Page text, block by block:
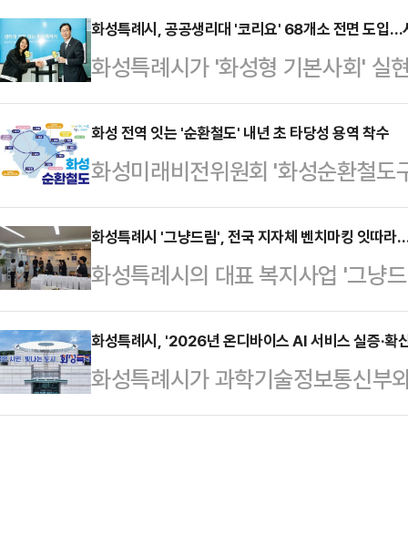
원호텔에서 경기지방고용노동청
지역 청년 고용 활성화를 위한 ‘청
협약은 경기 지역의 청년 고용 상황
연계해 실효성 있는 협력체계를 구
방고용노동청을 비롯해 경기도, 수
등 27개 기관이 참석했다…
화성특례시, 공공생리대 '코리요' 68개소 전면 도입
화성특례시가 '화성형 기본사회' 실
격화했다. 시는 8일 관내 공공시설
고 운영에 들어갔다고 밝혔다. 이
입됐으며, 총 16만4000개의 생리
은 시민 접근성이 높은 생활밀착 시
공도서관을 비롯해 청소년문화의
회복지관, 동탄복합문화센터 등 문
면·동 행정…
화성 전역 잇는 '순환철도' 내년 초 타당성 용역 착수
화성미래비전위원회 '화성순환철
결하는 순환철도 노선 구축을 위한
이라고 7일 밝혔다.TF팀은 동탄신
암, 송산, 서신 등 화성시 주요 거점
련할 계획이다. 이를 바탕으로 국가
수립해 미래 광역교통의 인프라를
은 국내외 순환선 구축 사례 등을
단 도입 다변화 …
화성특례시 '그냥드림', 전국 지자체 벤치마킹 잇따
화성특례시의 대표 복지사업 '그냥
체의 관심을 끌며 확산 가능한 모델
넘어 위기 가구 발굴과 공공복지,
지 체계가 주목받는 모습이다.화성
20여 명이 나래울종합사회복지관
화성특례시, '2026년 온디바이스 AI 서비스 실증·확
화성특례시가 과학기술정보통신
는 '2026년 온디바이스 AI 서비스